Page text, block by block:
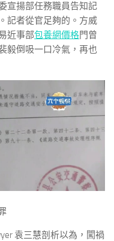
宣揚部任務職員告知記
記者從官足夠的。方威
近事部包養網價格門曾
毅倒吸一口冷氣，再也
袁三慧剖析以為，闖禍